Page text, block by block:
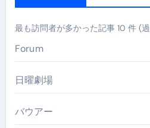
最も訪問者が多かった記事 10 件 (
Forum
日曜劇場
バウアー